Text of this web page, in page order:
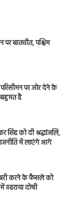
बातचीत, पश्चिम
परिसीमन पर जोर देने के
है
सिंह को दी श्रद्धांजलि,
में लाएंगे आगे
बरी करने के फैसले को
दोषी